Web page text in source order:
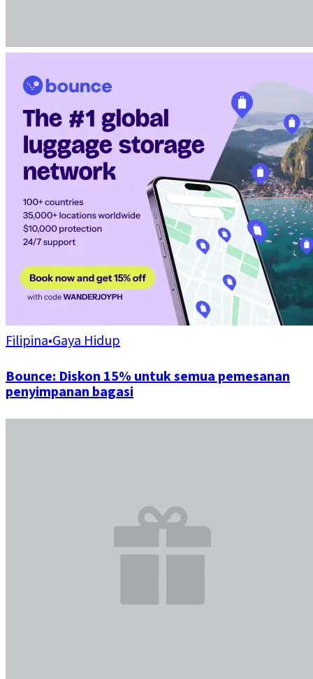
Filipina•Gaya Hidup
Bounce: Diskon 15% untuk semua pemesanan
penyimpanan bagasi